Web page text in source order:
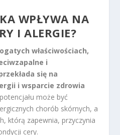
WPŁYWA NA
I ALERGIE?
właściwościach,
i
się na
i wsparcie zdrowia
może być
chorób skórnych, a
którą zapewnia, przyczynia
cery.